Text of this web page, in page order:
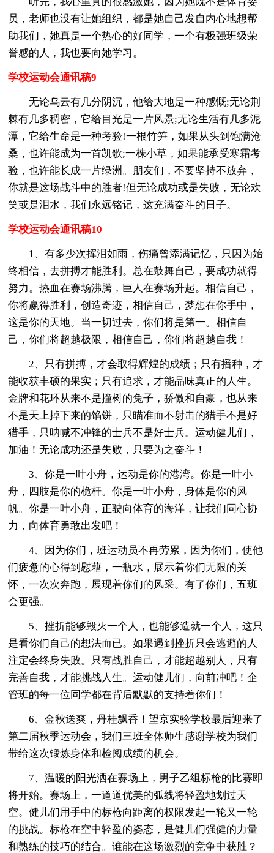
员，老师也没有让她组织，都是她自己发自内心地想帮
助我们，她真是一个热心的好同学，一个有极强班级荣
誉感的人，我也要向她学习。
学校运动会通讯稿9
无论乌云有几分阴沉，他给大地是一种感慨;无论荆
棘有几多稠密，它给目光是一片风景;无论生活有几多泥
潭，它给生命是一种考验!一根竹笋，如果从头到饱满沧
桑，也许能成为一首凯歌;一株小草，如果能承受寒霜考
验，也许能长成一片绿洲。朋友们，不要坚持不放弃，
你就是这场战斗中的胜者!但无论成功或是失败，无论欢
笑或是泪水，我们永远铭记，这充满奋斗的日子。
学校运动会通讯稿10
1、有多少次挥泪如雨，伤痛曾添满记忆，只因为始
终相信，去拼搏才能胜利。总在鼓舞自己，要成功就得
努力。热血在赛场沸腾，巨人在赛场升起。相信自己，
你将赢得胜利，创造奇迹，相信自己，梦想在你手中，
这是你的天地。当一切过去，你们将是第一。相信自
己，你们将超越极限，相信自己，你们将超越自我！
2、只有拼搏，才会取得辉煌的成绩；只有播种，才
能收获丰硕的果实；只有追求，才能品味真正的人生。
金牌和花环从来不是撞树的兔子，骄傲和自豪，也从来
不是天上掉下来的馅饼，只瞄准而不射击的猎手不是好
猎手，只呐喊不冲锋的士兵不是好士兵。运动健儿们，
加油！无论成功还是失败，只要为之奋斗！
3、你是一叶小舟，运动是你的港湾。你是一叶小
舟，四肢是你的桅杆。你是一叶小舟，身体是你的风
帆。你是一叶小舟，正驶向体育的海洋，让我们同心协
力，向体育勇敢出发吧！
4、因为你们，班运动员不再劳累，因为你们，使他
们疲惫的心得到慰藉，一瓶水，展示着你们无限的关
怀，一次次奔跑，展现着你们的风采。有了你们，五班
会更强。
5、挫折能够毁灭一个人，也能够造就一个人，这只
是看你们自己的想法而已。如果遇到挫折只会逃避的人
注定会终身失败。只有战胜自己，才能超越别人，只有
完善自我，才能挑战人生。运动健儿们，向前冲吧！企
管班的每一位同学都在背后默默的支持着你们！
6、金秋送爽，丹桂飘香！望京实验学校最后迎来了
第二届秋季运动会，我们三班全体师生感谢学校为我们
带给这次锻炼身体和检阅成绩的机会。
7、温暖的阳光洒在赛场上，男子乙组标枪的比赛即
将开始。赛场上，一道道优美的弧线将轻盈地划过天
空。健儿们用手中的标枪向距离的权限发起一轮又一轮
的挑战。标枪在空中轻盈的姿态，是健儿们强健的力量
和熟练的技巧的结合。谁能在这场激烈的竞争中获胜？